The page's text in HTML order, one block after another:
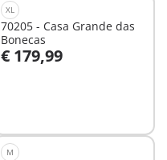
XL
70205 - Casa Grande das
Bonecas
€ 179,99
Ao carrinho
M